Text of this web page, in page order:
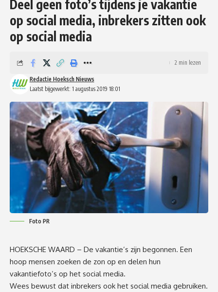
Deel geen foto’s tijdens je vakantie
op social media, inbrekers zitten ook
op social media
Laatst bijgewerkt: 1 augustus 2019 18:01
Redactie Hoeksch Nieuws
2 min lezen
Foto PR
HOEKSCHE WAARD – De vakantie’s zijn begonnen. Een
hoop mensen zoeken de zon op en delen hun
vakantiefoto’s op het social media.
Wees bewust dat inbrekers ook het social media gebruiken.